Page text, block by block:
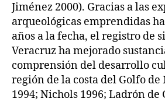
Jiménez 2000). Gracias a las
arqueológicas emprendidas
años a la fecha, el registro de
Veracruz ha mejorado
comprensión del desarrollo
región de la costa del Golfo
1994; Nichols 1996; Ladrón de